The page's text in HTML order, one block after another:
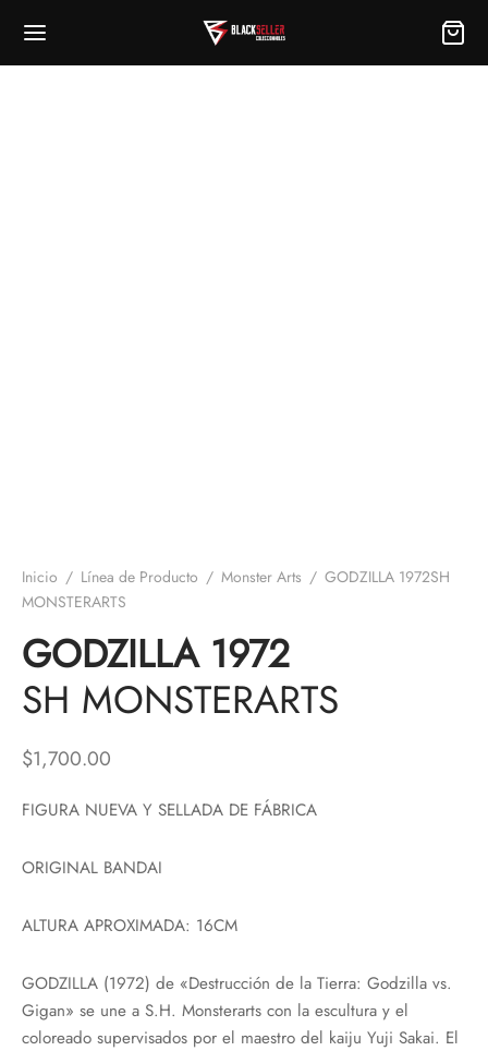
Inicio / Línea de Producto / Monster Arts / GODZILLA 1972SH
MONSTERARTS
GODZILLA 1972
SH MONSTERARTS
$1,700.00
FIGURA NUEVA Y SELLADA DE FÁBRICA
ORIGINAL BANDAI
ALTURA APROXIMADA: 16CM
GODZILLA (1972) de «Destrucción de la Tierra: Godzilla vs.
Gigan» se une a S.H. Monsterarts con la escultura y el
coloreado supervisados por el maestro del kaiju Yuji Sakai. El